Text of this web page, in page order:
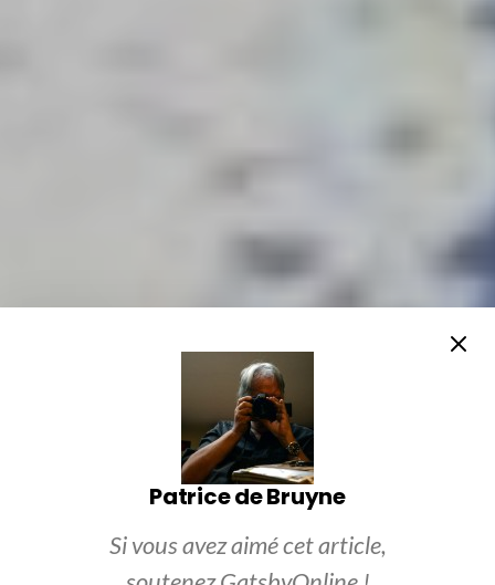
Patrice de Bruyne
Si vous avez aimé cet article,